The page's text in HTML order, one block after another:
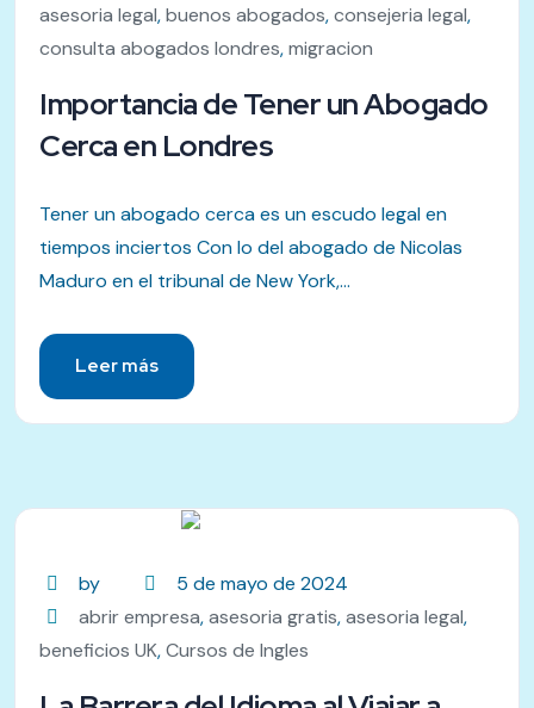
asesoria legal,buenos abogados,consejeria legal,
consulta abogados londres,migracion
Importancia de Tener un Abogado
Cerca en Londres
Tener un abogado cerca es un escudo legal en
tiempos inciertos Con lo del abogado de Nicolas
Maduro en el tribunal de New York,...
Leer más
by
5 de mayo de 2024
abrir empresa,asesoria gratis,asesoria legal,
beneficios UK,Cursos de Ingles